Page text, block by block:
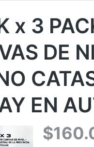
x 3
DE
EN
$